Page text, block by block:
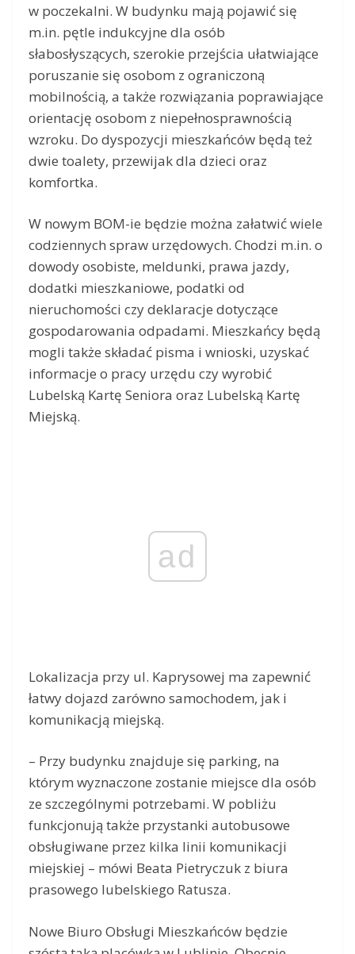
w poczekalni. W budynku mają pojawić się
m.in. pętle indukcyjne dla osób
słabosłyszących, szerokie przejścia ułatwiające
poruszanie się osobom z ograniczoną
mobilnością, a także rozwiązania poprawiające
orientację osobom z niepełnosprawnością
wzroku. Do dyspozycji mieszkańców będą też
dwie toalety, przewijak dla dzieci oraz
komfortka.
W nowym BOM-ie będzie można załatwić wiele
codziennych spraw urzędowych. Chodzi m.in. o
dowody osobiste, meldunki, prawa jazdy,
dodatki mieszkaniowe, podatki od
nieruchomości czy deklaracje dotyczące
gospodarowania odpadami. Mieszkańcy będą
mogli także składać pisma i wnioski, uzyskać
informacje o pracy urzędu czy wyrobić
Lubelską Kartę Seniora oraz Lubelską Kartę
Miejską.
ad
Lokalizacja przy ul. Kaprysowej ma zapewnić
łatwy dojazd zarówno samochodem, jak i
komunikacją miejską.
– Przy budynku znajduje się parking, na
którym wyznaczone zostanie miejsce dla osób
ze szczególnymi potrzebami. W pobliżu
funkcjonują także przystanki autobusowe
obsługiwane przez kilka linii komunikacji
miejskiej – mówi Beata Pietryczuk z biura
prasowego lubelskiego Ratusza.
Nowe Biuro Obsługi Mieszkańców będzie